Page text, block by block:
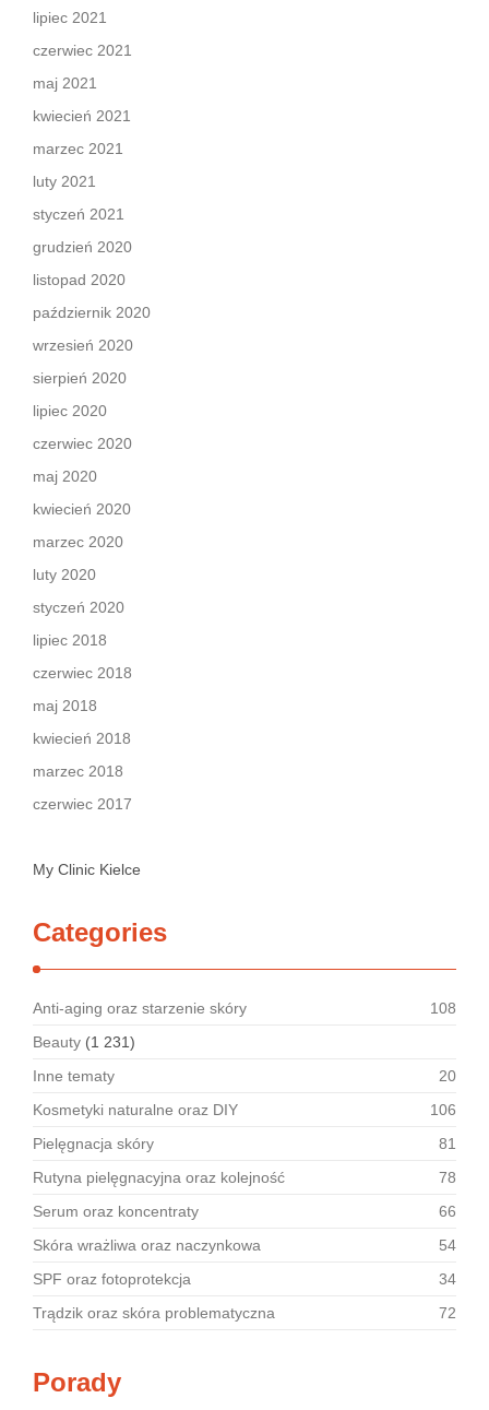
lipiec 2021
czerwiec 2021
maj 2021
kwiecień 2021
marzec 2021
luty 2021
styczeń 2021
grudzień 2020
listopad 2020
październik 2020
wrzesień 2020
sierpień 2020
lipiec 2020
czerwiec 2020
maj 2020
kwiecień 2020
marzec 2020
luty 2020
styczeń 2020
lipiec 2018
czerwiec 2018
maj 2018
kwiecień 2018
marzec 2018
czerwiec 2017
My Clinic Kielce
Categories
Anti-aging oraz starzenie skóry
108
Beauty (1 231)
Inne tematy
20
Kosmetyki naturalne oraz DIY
106
Pielęgnacja skóry
81
Rutyna pielęgnacyjna oraz kolejność
78
Serum oraz koncentraty
66
Skóra wrażliwa oraz naczynkowa
54
SPF oraz fotoprotekcja
34
Trądzik oraz skóra problematyczna
72
Porady